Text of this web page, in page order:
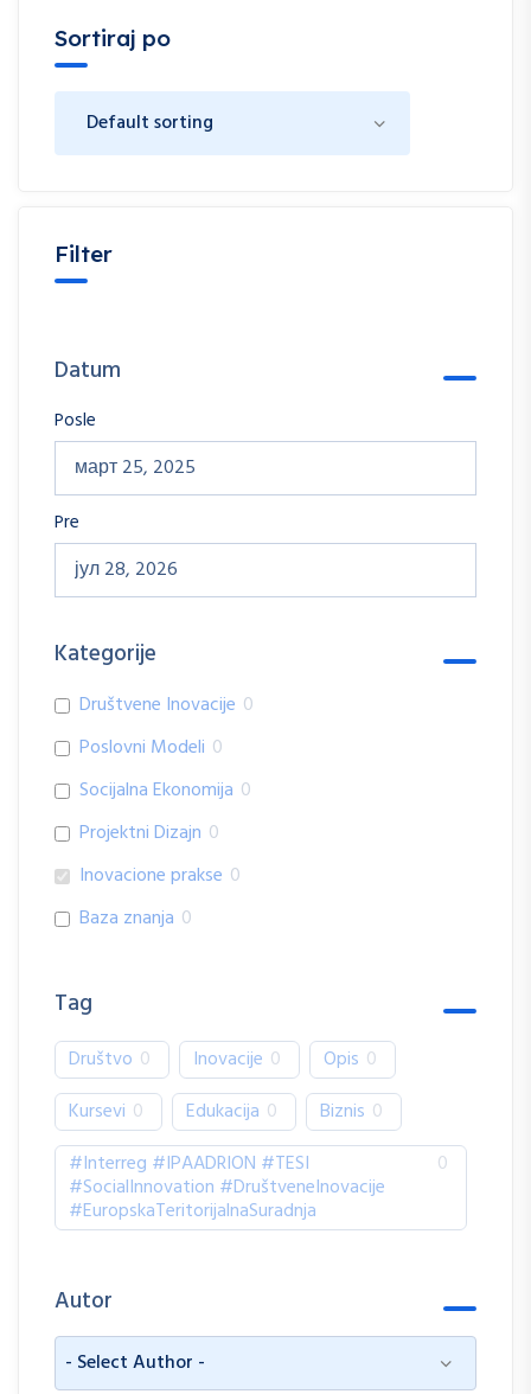
Sortiraj po
Filter
Datum
Posle
Pre
Kategorije
Društvene Inovacije 0
Poslovni Modeli 0
Socijalna Ekonomija 0
Projektni Dizajn 0
Inovacione prakse 0
Baza znanja 0
Tag
Društvo 0 Inovacije 0 Opis 0
Kursevi 0 Edukacija 0 Biznis 0
#Interreg #IPAADRION #TESI
#SocialInnovation #DruštveneInovacije
#EuropskaTeritorijalnaSuradnja
0
Autor